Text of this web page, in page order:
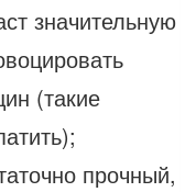
значительную
(такие
прочный,